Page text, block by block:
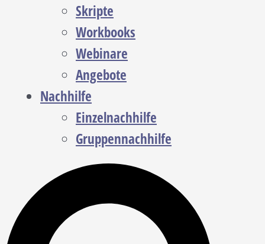
Skripte
Workbooks
Webinare
Angebote
Nachhilfe
Einzelnachhilfe
Gruppennachhilfe